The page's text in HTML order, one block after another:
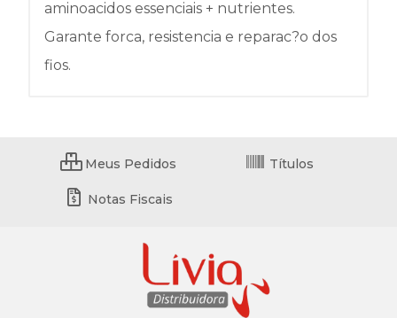
aminoacidos essenciais + nutrientes.
Garante forca, resistencia e reparac?o dos
fios.
Meus Pedidos Títulos
Notas Fiscais